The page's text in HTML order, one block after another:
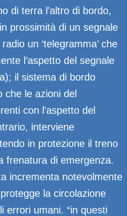
di terra l’altro di bordo,
prossimità di un segnale
un ‘telegramma’ che
l’aspetto del segnale
il sistema di bordo
che le azioni del
con l’aspetto del
interviene
in protezione il treno
frenatura di emergenza.
incrementa notevolmente
la circolazione
errori umani. “in questi